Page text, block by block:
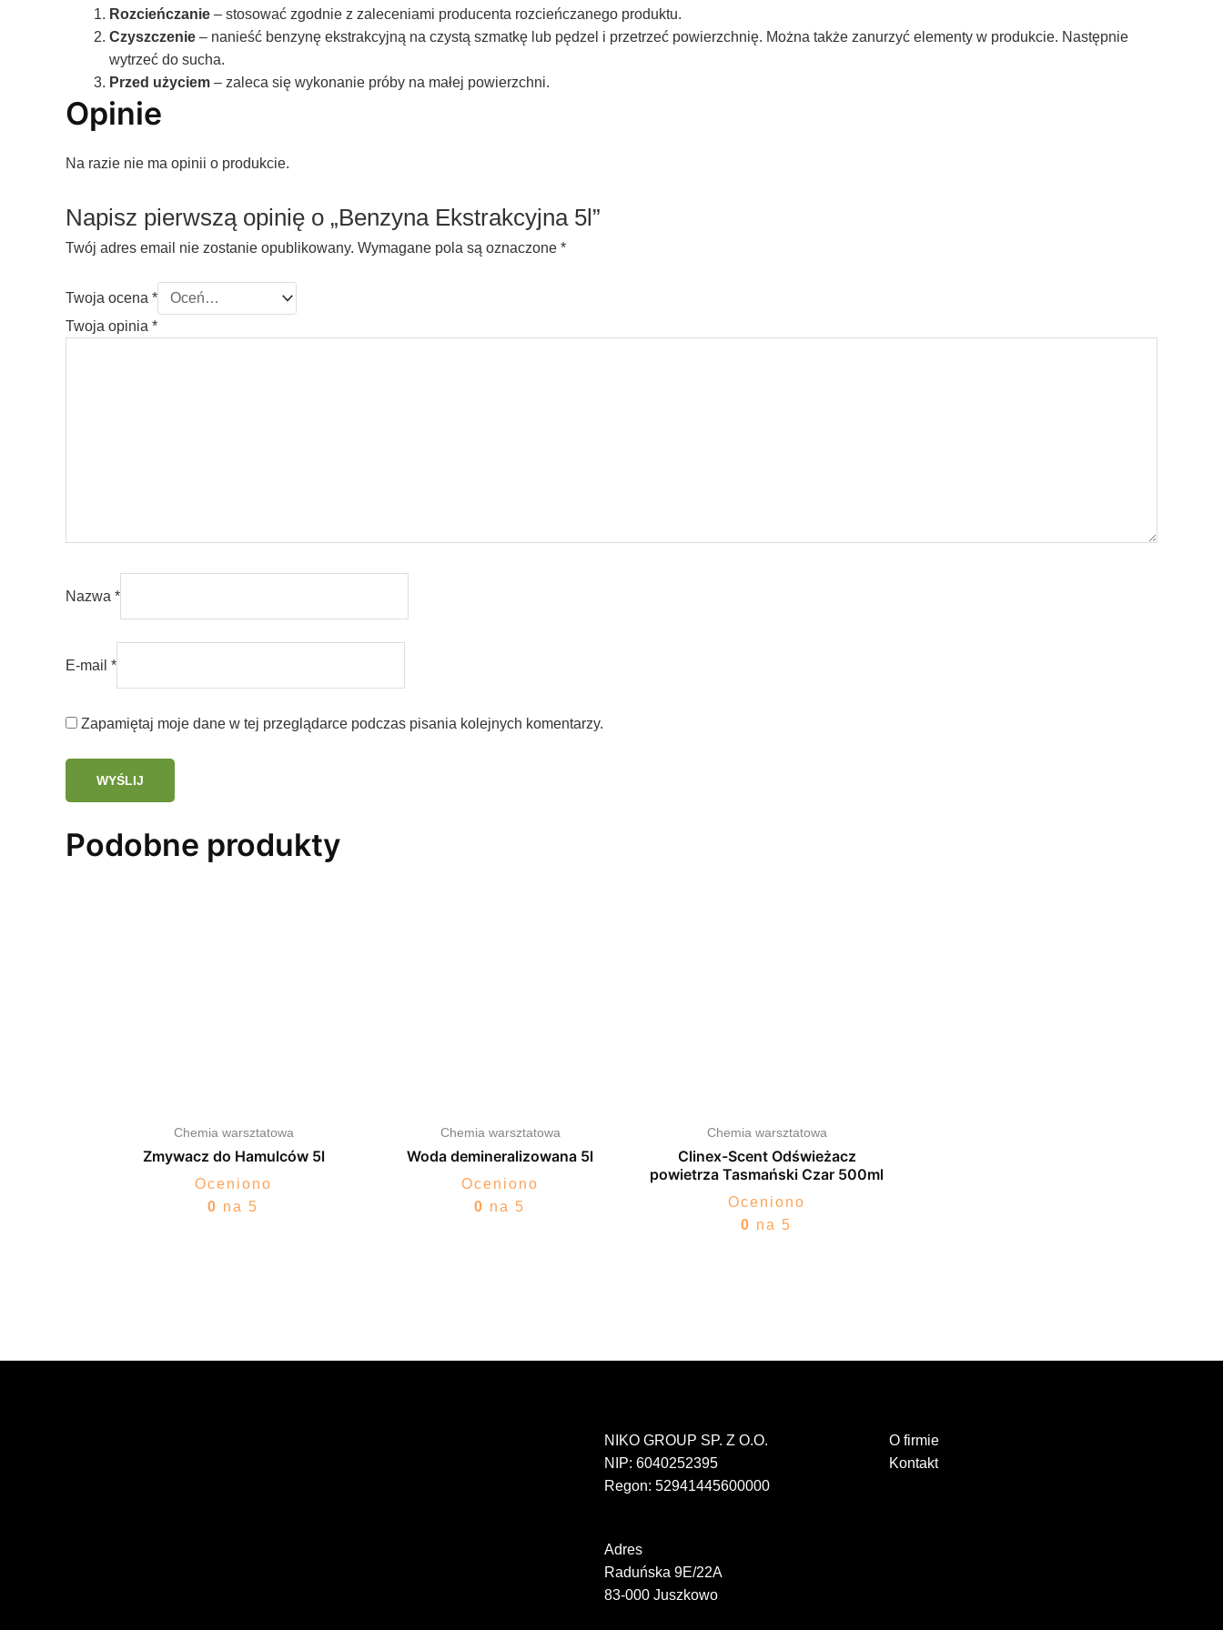
Rozcieńczanie – stosować zgodnie z zaleceniami producenta rozcieńczanego produktu.
Czyszczenie – nanieść benzynę ekstrakcyjną na czystą szmatkę lub pędzel i przetrzeć powierzchnię. Można także zanurzyć elementy w produkcie. Następnie
wytrzeć do sucha.
Przed użyciem – zaleca się wykonanie próby na małej powierzchni.
Opinie
Na razie nie ma opinii o produkcie.
Napisz pierwszą opinię o „Benzyna Ekstrakcyjna 5l”
Twój adres email nie zostanie opublikowany. Wymagane pola są oznaczone *
Twoja ocena *
Twoja opinia *
Nazwa *
E-mail *
Zapamiętaj moje dane w tej przeglądarce podczas pisania kolejnych komentarzy.
Podobne produkty
Chemia warsztatowa
Zmywacz do Hamulców 5l
Oceniono
0 na 5
Chemia warsztatowa
Woda demineralizowana 5l
Oceniono
0 na 5
Chemia warsztatowa
Clinex-Scent Odświeżacz
powietrza Tasmański Czar 500ml
Oceniono
0 na 5
NIKO GROUP SP. Z O.O.
NIP: 6040252395
Regon: 52941445600000
Adres
Raduńska 9E/22A
83-000 Juszkowo
O firmie
Kontakt